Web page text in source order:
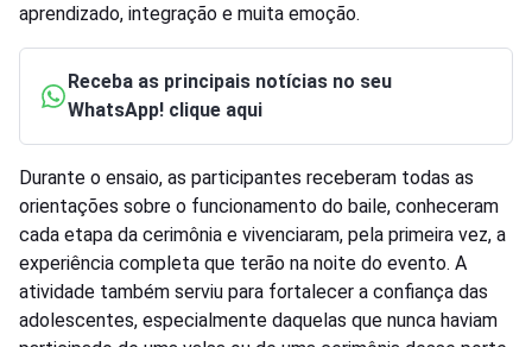
aprendizado, integração e muita emoção.
Receba as principais notícias no seu
WhatsApp! clique aqui
Durante o ensaio, as participantes receberam todas as
orientações sobre o funcionamento do baile, conheceram
cada etapa da cerimônia e vivenciaram, pela primeira vez, a
experiência completa que terão na noite do evento. A
atividade também serviu para fortalecer a confiança das
adolescentes, especialmente daquelas que nunca haviam